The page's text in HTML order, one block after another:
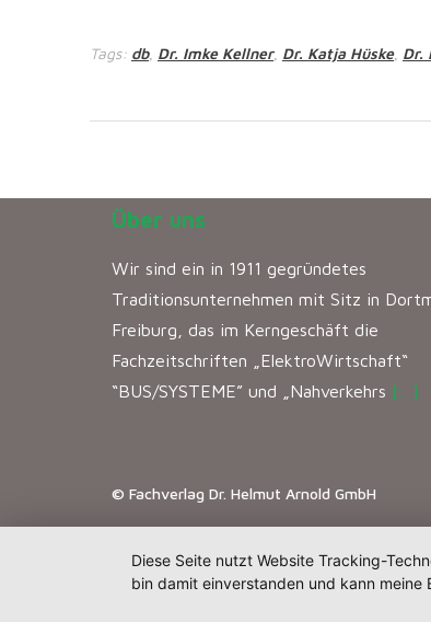
Tags: db, Dr. Imke Kellner, Dr. Katja Hüske, Dr.
Über uns
Wir sind ein in 1911 gegründetes
Traditionsunternehmen mit Sitz in
Freiburg, das im Kerngeschäft die
Fachzeitschriften „ElektroWirtschaft“
“BUS/SYSTEME” und „Nahverkehrs […]
© Fachverlag Dr. Helmut Arnold GmbH
Diese Seite nutzt Website Tracking-
bin damit einverstanden und kann